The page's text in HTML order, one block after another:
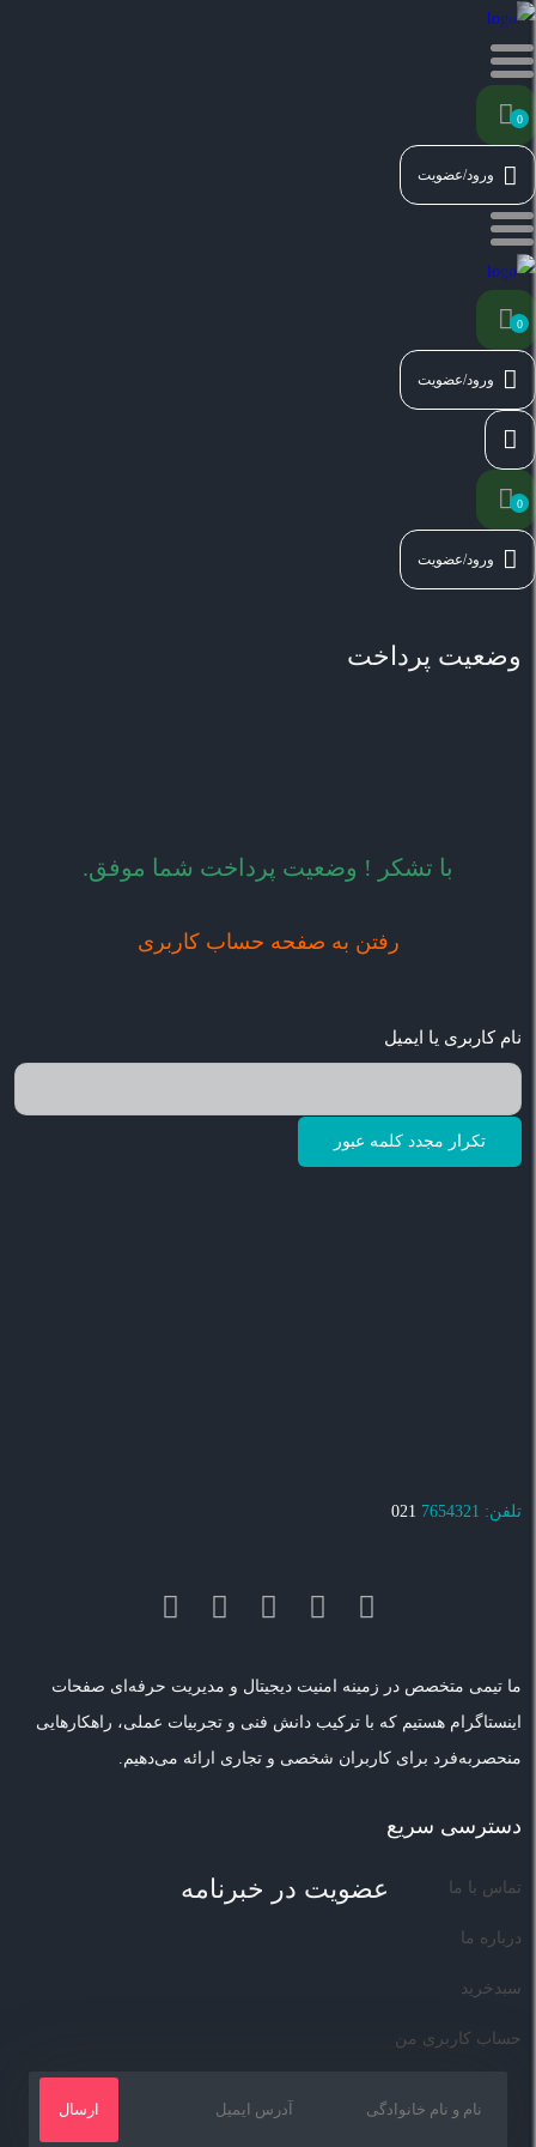
0
ورود/عضویت
0
ورود/عضویت
0
ورود/عضویت
وضعیت پرداخت
با تشکر ! وضعیت پرداخت شما موفق.
رفتن به صفحه حساب کاربری
نام کاربری یا ایمیل
تلفن: 7654321 021
ما تیمی متخصص در زمینه امنیت دیجیتال و مدیریت حرفه‌ای صفحات
اینستاگرام هستیم که با ترکیب دانش فنی و تجربیات عملی، راهکارهایی
منحصر‌به‌فرد برای کاربران شخصی و تجاری ارائه می‌دهیم.
دسترسی سریع
تماس با ما
درباره ما
سبدخرید
حساب کاربری من
عضویت در خبرنامه